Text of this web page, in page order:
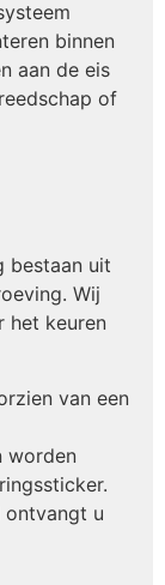
binnen
aan de eis
of
bestaan uit
Wij
het keuren
van een
worden
ontvangt u